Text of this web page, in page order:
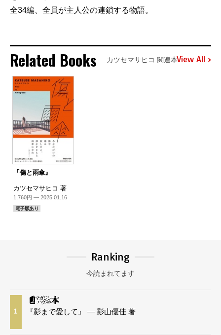
全34編、全員が主人公の連鎖する物語。
Related Books カツセマサヒコ 関連本View All
『傷と雨傘』
カツセマサヒコ 著
1,760円 — 2025.01.16
電子版あり
Ranking
今読まれてます
1 『影まで愛して』 — 影山優佳 著